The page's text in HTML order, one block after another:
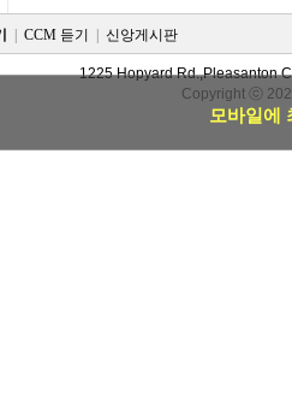
CCM 듣기 신앙게시판
1225 Hopyard Rd.,Pleasanton
Copyright ⓒ
모바일에